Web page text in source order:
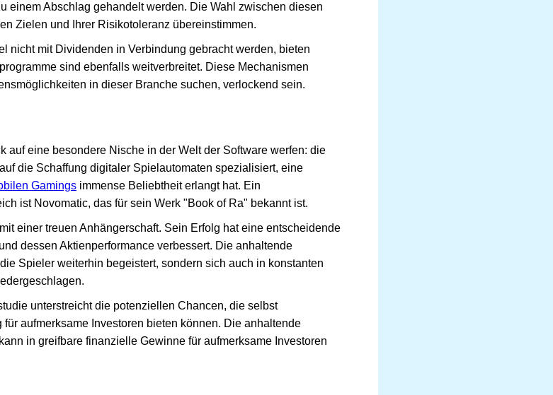
einem Abschlag gehandelt werden. Die Wahl zwischen diesen
Zielen und Ihrer Risikotoleranz übereinstimmen.
nicht mit Dividenden in Verbindung gebracht werden, bieten
sind ebenfalls weitverbreitet. Diese Mechanismen
in dieser Branche suchen, verlockend sein.
auf eine besondere Nische in der Welt der Software werfen: die
die Schaffung digitaler Spielautomaten spezialisiert, eine
Gamings immense Beliebtheit erlangt hat. Ein
ist Novomatic, das für sein Werk "Book of Ra" bekannt ist.
einer treuen Anhängerschaft. Sein Erfolg hat eine entscheidende
dessen Aktienperformance verbessert. Die anhaltende
Spieler weiterhin begeistert, sondern sich auch in konstanten
unterstreicht die potenziellen Chancen, die selbst
aufmerksame Investoren bieten können. Die anhaltende
in greifbare finanzielle Gewinne für aufmerksame Investoren